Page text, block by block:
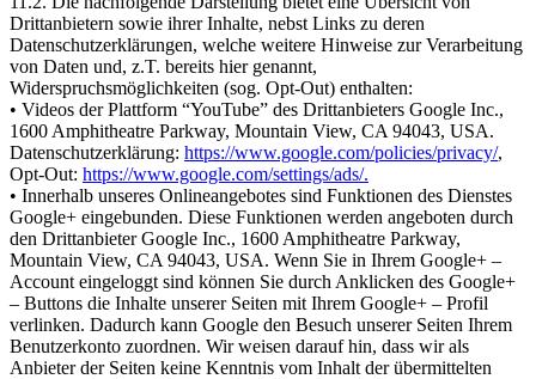
Drittanbietern sowie ihrer Inhalte, nebst Links zu deren
Datenschutzerklärungen, welche weitere Hinweise zur Verarbeitung
von Daten und, z.T. bereits hier genannt,
Widerspruchsmöglichkeiten (sog. Opt-Out) enthalten:
• Videos der Plattform “YouTube” des Drittanbieters Google Inc.,
1600 Amphitheatre Parkway, Mountain View, CA 94043, USA.
Datenschutzerklärung: https://www.google.com/policies/privacy/,
Opt-Out: https://www.google.com/settings/ads/.
• Innerhalb unseres Onlineangebotes sind Funktionen des Dienstes
Google+ eingebunden. Diese Funktionen werden angeboten durch
den Drittanbieter Google Inc., 1600 Amphitheatre Parkway,
Mountain View, CA 94043, USA. Wenn Sie in Ihrem Google+ –
Account eingeloggt sind können Sie durch Anklicken des Google+
– Buttons die Inhalte unserer Seiten mit Ihrem Google+ – Profil
verlinken. Dadurch kann Google den Besuch unserer Seiten Ihrem
Benutzerkonto zuordnen. Wir weisen darauf hin, dass wir als
Anbieter der Seiten keine Kenntnis vom Inhalt der übermittelten